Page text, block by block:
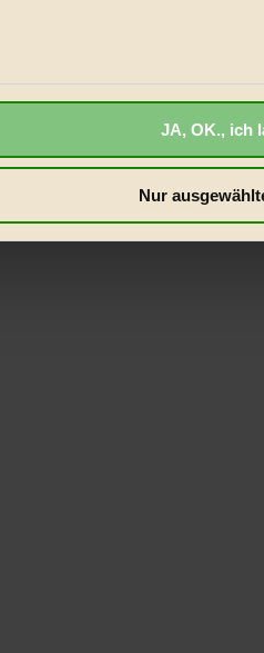
JA, OK., ich
Nur